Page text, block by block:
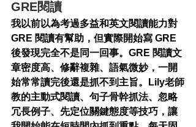
GRE閱讀
我以前以為考過多益和英文閱讀能力對
GRE 閱讀有幫助，但實際開始寫 GRE
後發現完全不是同一回事。GRE 閱讀文
章密度高、修辭複雜、語氣微妙，一開
始常常讀完後還是抓不到主旨。Lily老師
教的主動式閱讀、句子骨幹抓法、忽略
冗長例子、先定位關鍵態度等技巧，讓